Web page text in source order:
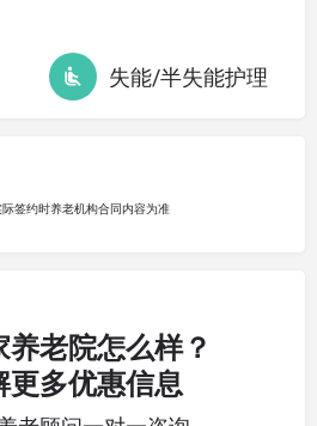
失能/半失能护理
签约时养老机构合同内容为准
养老院怎么样？
更多优惠信息